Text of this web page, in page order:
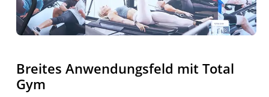
Breites Anwendungsfeld mit Total
Gym